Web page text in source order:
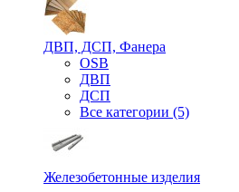
ДВП, ДСП, Фанера
OSB
ДВП
ДСП
Все категории (5)
Железобетонные изделия